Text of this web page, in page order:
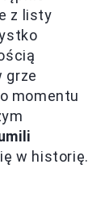
z listy
grze
momentu
w historię.